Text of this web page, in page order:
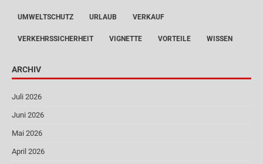
UMWELTSCHUTZ URLAUB VERKAUF
VERKEHRSSICHERHEIT VIGNETTE VORTEILE WISSEN
ARCHIV
Juli 2026
Juni 2026
Mai 2026
April 2026